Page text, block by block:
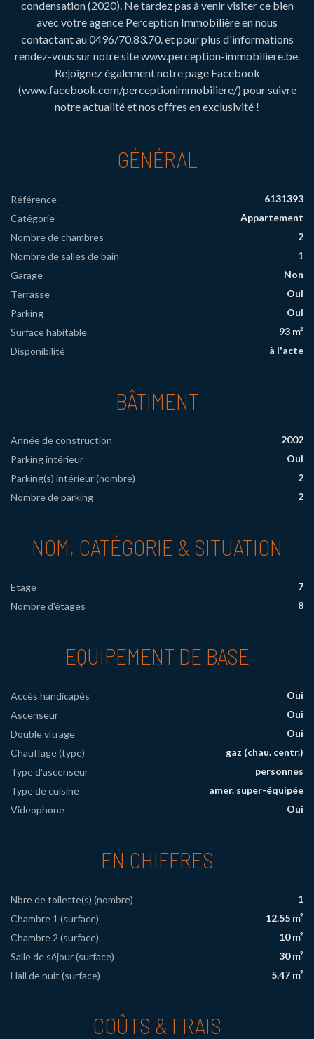
condensation (2020). Ne tardez pas à venir visiter ce bien
avec votre agence Perception Immobilière en nous
contactant au 0496/70.83.70. et pour plus d'informations
rendez-vous sur notre site www.perception-immobiliere.be.
Rejoignez également notre page Facebook
(www.facebook.com/perceptionimmobiliere/) pour suivre
notre actualité et nos offres en exclusivité !
GÉNÉRAL
Référence
6131393
Catégorie
Appartement
Nombre de chambres
2
Nombre de salles de bain
1
Garage
Non
Terrasse
Oui
Parking
Oui
Surface habitable
93 m²
Disponibilité
à l'acte
BÂTIMENT
Année de construction
2002
Parking intérieur
Oui
Parking(s) intérieur (nombre)
2
Nombre de parking
2
NOM, CATÉGORIE & SITUATION
Etage
7
Nombre d'étages
8
EQUIPEMENT DE BASE
Accès handicapés
Oui
Ascenseur
Oui
Double vitrage
Oui
Chauffage (type)
gaz (chau. centr.)
Type d'ascenseur
personnes
Type de cuisine
amer. super-équipée
Videophone
Oui
EN CHIFFRES
Nbre de toilette(s) (nombre)
1
Chambre 1 (surface)
12.55 m²
Chambre 2 (surface)
10 m²
Salle de séjour (surface)
30 m²
Hall de nuit (surface)
5.47 m²
COÛTS & FRAIS